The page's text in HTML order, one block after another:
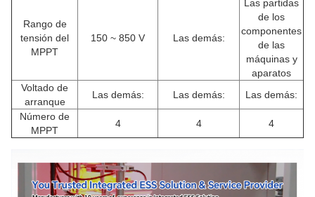
Rango de
tensión del
MPPT
150 ~ 850 V Las demás:
Las partidas
de los
componentes
de las
máquinas y
aparatos
Voltado de
arranque
Las demás: Las demás:
Las demás:
Número de
MPPT
4 4 4